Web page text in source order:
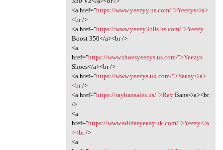
<a href="https://www.yeezyy.us.com/">Yeezys</a>
<br/>
<a href="https://www.yeezy350s.us.com/">Yeezy
Boost 350</a><br />
<a
href="https://www.shoesyeezys.us.com/">Yeezys
Shoes</a><br />
<a href="https://www.yeezys.uk.com/">Yeezy</a>
<br/>
<a href="https://raybansales.us/">RayBans</a><br
/>
<a
href="https://www.adidasyeezy.uk.com/">Yeezy</a
><br/>
<a